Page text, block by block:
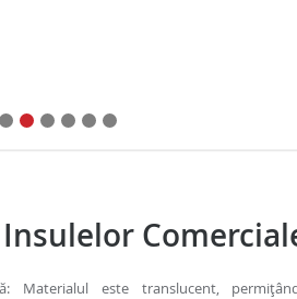
Materialul este translucent,